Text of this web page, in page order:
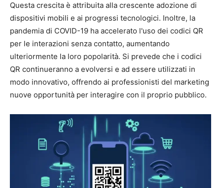
Questa crescita è attribuita alla crescente adozione di
dispositivi mobili e ai progressi tecnologici. Inoltre, la
pandemia di COVID-19 ha accelerato l'uso dei codici QR
per le interazioni senza contatto, aumentando
ulteriormente la loro popolarità. Si prevede che i codici
QR continueranno a evolversi e ad essere utilizzati in
modo innovativo, offrendo ai professionisti del marketing
nuove opportunità per interagire con il proprio pubblico.